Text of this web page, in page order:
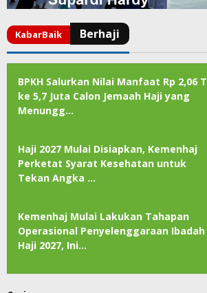
BPKH Salurkan Nilai Manfaat Rp 2,06 T
ke 5,7 Juta Calon Jemaah Haji yang
Menungg…
Haji 2027 Mulai Disiapkan, Kemenhaj
Perketat Syarat Kesehatan untuk
Tekan Angka …
Kemenhaj Mulai Lakukan Tahapan
Operasional Penyelenggaraan Ibadah
Haji 2027, Ini…